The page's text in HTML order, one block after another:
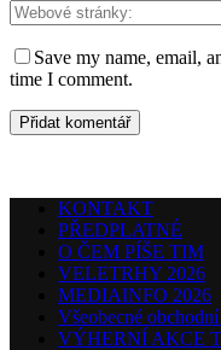
Save my name, email,
time I comment.
KONTAKT
PŘEDPLATNÉ
O ČEM PÍŠE TIM
VELETRHY 2026
MEDIAINFO 2026
Všeobecné
VÝHERNÍ AKCE